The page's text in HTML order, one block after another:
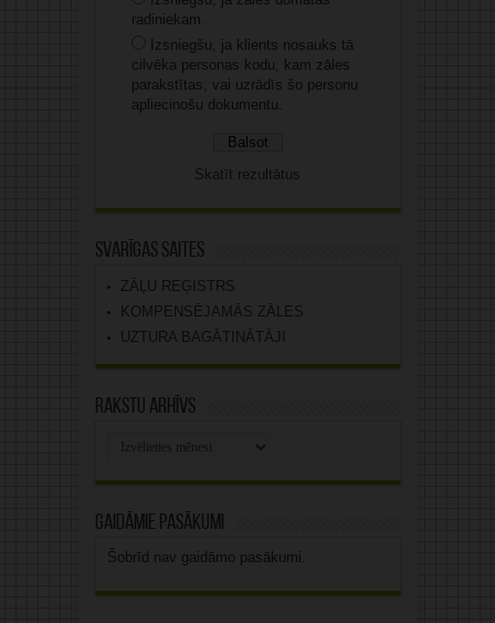
radiniekam.
Izsniegšu, ja klients nosauks tā
cilvēka personas kodu, kam zāles
parakstītas, vai uzrādīs šo personu
apliecinošu dokumentu.
Skatīt rezultātus
Svarīgas saites
ZĀĻU REĢISTRS
KOMPENSĒJAMĀS ZĀLES
UZTURA BAGĀTINĀTĀJI
Rakstu arhīvs
Gaidāmie pasākumi
Šobrīd nav gaidāmo pasākumi.